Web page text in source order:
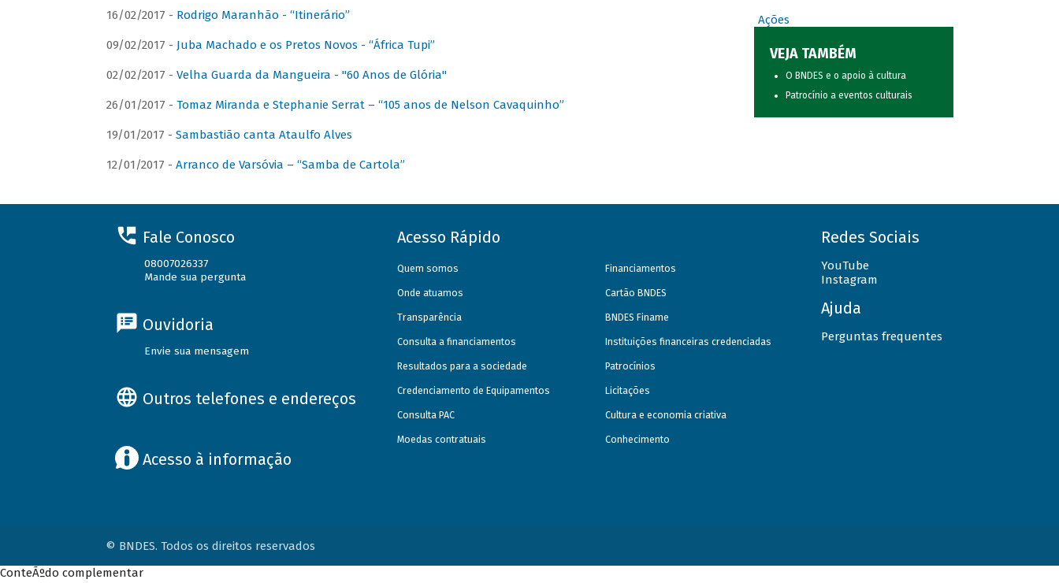
16/02/2017 - Rodrigo Maranhão - “Itinerário”
09/02/2017 - Juba Machado e os Pretos Novos - “África Tupi”
02/02/2017 - Velha Guarda da Mangueira - "60 Anos de Glória"
26/01/2017 - Tomaz Miranda e Stephanie Serrat – “105 anos de Nelson Cavaquinho”
19/01/2017 - Sambastião canta Ataulfo Alves
12/01/2017 - Arranco de Varsóvia – “Samba de Cartola”
Ações
VEJA TAMBÉM
O BNDES e o apoio à cultura
Patrocínio a eventos culturais
Fale Conosco
08007026337
Mande sua pergunta
Ouvidoria
Envie sua mensagem
Outros telefones e endereços
Acesso à informação
Acesso Rápido
Quem somos
Onde atuamos
Transparência
Consulta a financiamentos
Resultados para a sociedade
Credenciamento de Equipamentos
Consulta PAC
Moedas contratuais
Financiamentos
Cartão BNDES
BNDES Finame
Instituições financeiras credenciadas
Patrocínios
Licitações
Cultura e economia criativa
Conhecimento
Redes Sociais
YouTube
Instagram
Ajuda
Perguntas frequentes
© BNDES. Todos os direitos reservados
ConteÃºdo complementar